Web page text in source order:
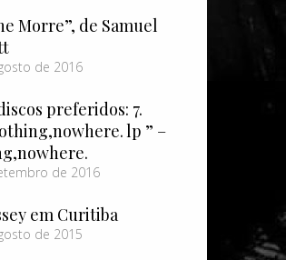
Morre”, de Samuel
de 2016
preferidos: 7.
lp ” –
de 2016
em Curitiba
de 2015